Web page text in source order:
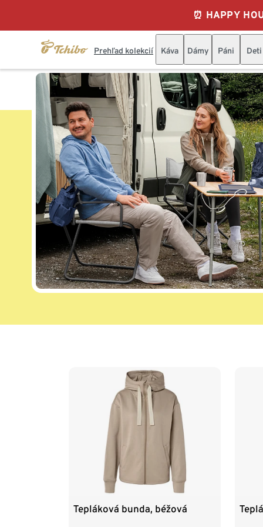
⏰ HAPPY
Prehľad kolekcií Káva Dámy Páni Deti
Tepláková bunda, béžová